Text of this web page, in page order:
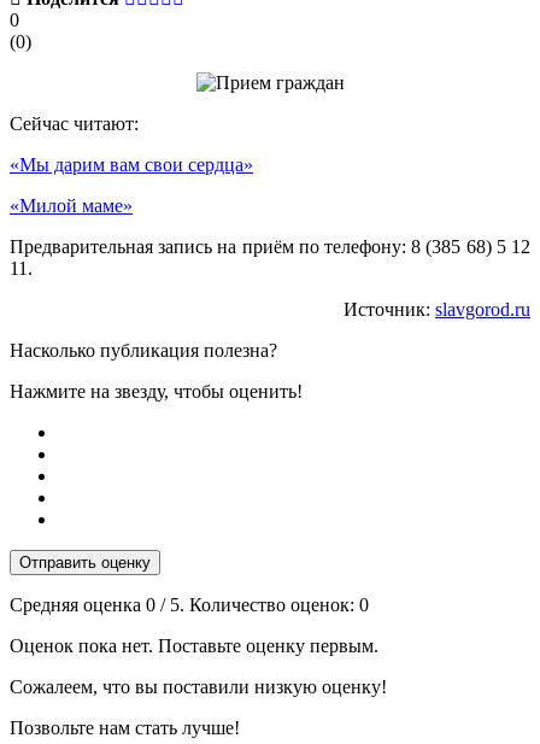
0
(0)
Сейчас читают:
«Мы дарим вам свои сердца»
«Милой маме»
Предварительная запись на приём по телефону: 8 (385 68) 5 12
11.
Источник: slavgorod.ru
Насколько публикация полезна?
Нажмите на звезду, чтобы оценить!
Отправить оценку
Средняя оценка 0 / 5. Количество оценок: 0
Оценок пока нет. Поставьте оценку первым.
Сожалеем, что вы поставили низкую оценку!
Позвольте нам стать лучше!